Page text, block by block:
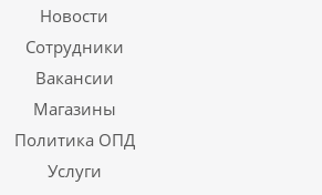
Новости
Сотрудники
Вакансии
Магазины
Политика ОПД
Услуги